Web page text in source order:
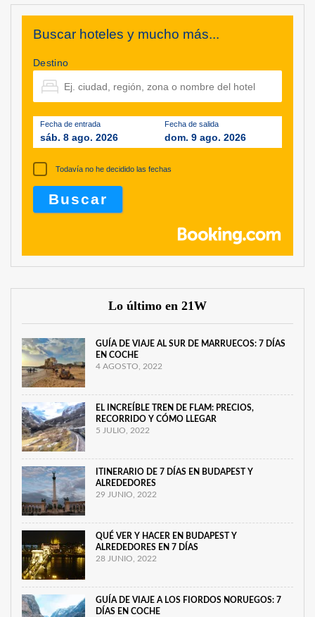
Buscar hoteles y mucho más...
Destino
Fecha de entrada
sáb. 8 ago. 2026
Fecha de salida
dom. 9 ago. 2026
Todavía no he decidido las fechas
Lo último en 21W
GUÍA DE VIAJE AL SUR DE MARRUECOS: 7 DÍAS
EN COCHE
4 AGOSTO, 2022
EL INCREÍBLE TREN DE FLAM: PRECIOS,
RECORRIDO Y CÓMO LLEGAR
5 JULIO, 2022
ITINERARIO DE 7 DÍAS EN BUDAPEST Y
ALREDEDORES
29 JUNIO, 2022
QUÉ VER Y HACER EN BUDAPEST Y
ALREDEDORES EN 7 DÍAS
28 JUNIO, 2022
GUÍA DE VIAJE A LOS FIORDOS NORUEGOS: 7
DÍAS EN COCHE